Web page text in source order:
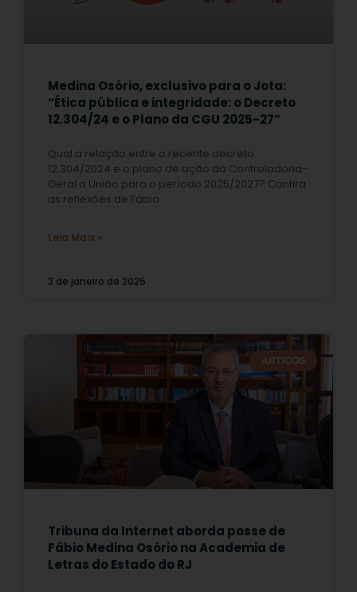
Medina Osório, exclusivo para o Jota:
“Ética pública e integridade: o Decreto
12.304/24 e o Plano da CGU 2025-27”
Qual a relação entre o recente decreto
12.304/2024 e o plano de ação da Controladoria-
Geral a União para o período 2025/2027? Confira
as reflexões de Fábio
Leia Mais »
3 de janeiro de 2025
ARTIGOS
Tribuna da Internet aborda posse de
Fábio Medina Osório na Academia de
Letras do Estado do RJ